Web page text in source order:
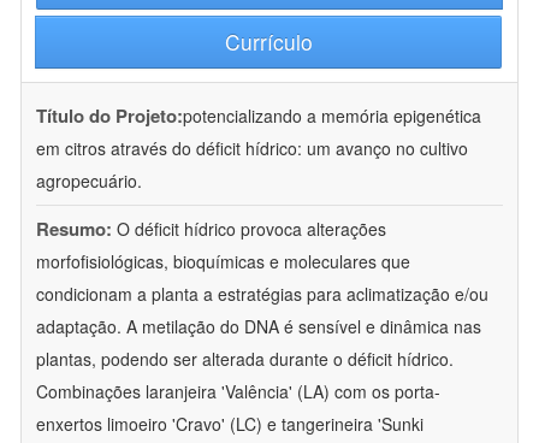
Currículo
Título do Projeto:potencializando a memória epigenética
em citros através do déficit hídrico: um avanço no cultivo
agropecuário.
Resumo: O déficit hídrico provoca alterações
morfofisiológicas, bioquímicas e moleculares que
condicionam a planta a estratégias para aclimatização e/ou
adaptação. A metilação do DNA é sensível e dinâmica nas
plantas, podendo ser alterada durante o déficit hídrico.
Combinações laranjeira 'Valência' (LA) com os porta-
enxertos limoeiro 'Cravo' (LC) e tangerineira 'Sunki